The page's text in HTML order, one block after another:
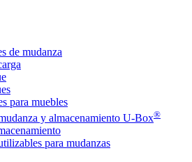
de mudanza
para muebles
y almacenamiento U-Box®
para mudanzas